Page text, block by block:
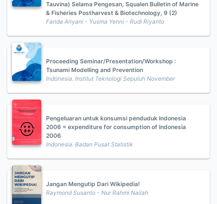
Tauvina) Selama Pengesan, Squalen Bulletin of Marine
& Fisheries Postharvest & Biotechnology, 9 (2)
Farida Ariyani - Yusma Yenni - Rudi Riyanto
Proceeding Seminar/Presentation/Workshop :
Tsunami Modelling and Prevention
Indonesia. Institut Teknologi Sepuluh November
Pengeluaran untuk konsumsi penduduk Indonesia
2006 = expenditure for consumption of Indonesia
2006
Indonesia. Badan Pusat Statistik
Jangan Mengutip Dari Wikipedia!
Raymond Susanto - Nur Rahmi Nailah